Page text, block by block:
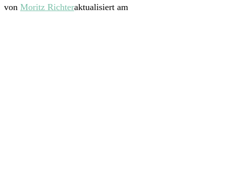
von Moritz Richteraktualisiert am